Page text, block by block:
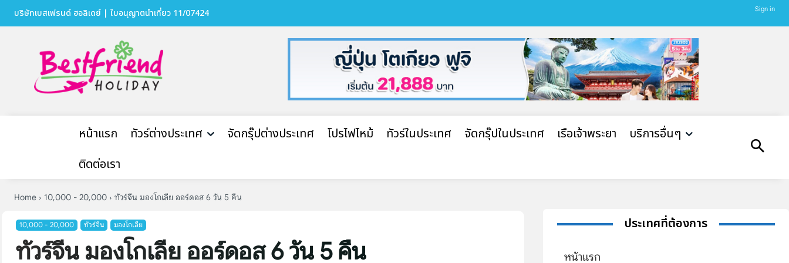
บริษัทเบสเฟรนด์ ฮอลิเดย์ | ใบอนุญาตนำเที่ยว 11/07424 Sign in
หน้าแรก ทัวร์ต่างประเทศ จัดกรุ๊ปต่างประเทศ โปรไฟไหม้ ทัวร์ในประเทศ จัดกรุ๊ปในประเทศ เรือเจ้าพระยา
บริการอื่นๆ
ติดต่อเรา
Home 10,000 - 20,000 ทัวร์จีน มองโกเลีย ออร์ดอส 6 วัน 5 คืน
10,000 - 20,000 ทัวร์จีน มองโกเลีย
ทัวร์จีน มองโกเลีย ออร์ดอส 6 วัน 5 คืน
ประเทศที่ต้องการ
หน้าแรก